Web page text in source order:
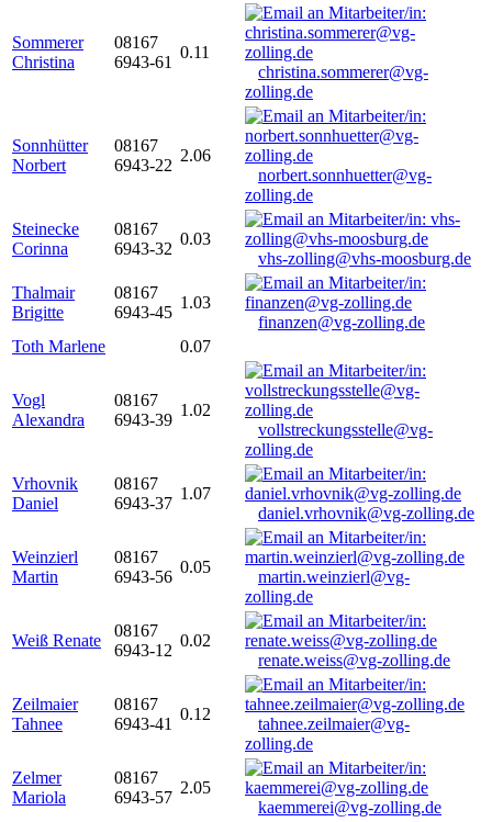
Sommerer
Christina
08167
6943-61
0.11
christina.sommerer@vg-
zolling.de
Sonnhütter
Norbert
08167
6943-22
2.06
norbert.sonnhuetter@vg-
zolling.de
Steinecke
Corinna
08167
6943-32
0.03
vhs-zolling@vhs-moosburg.de
Thalmair
Brigitte
08167
6943-45
1.03
finanzen@vg-zolling.de
Toth Marlene
0.07
Vogl
Alexandra
08167
6943-39
1.02
vollstreckungsstelle@vg-
zolling.de
Vrhovnik
Daniel
08167
6943-37
1.07
daniel.vrhovnik@vg-zolling.de
Weinzierl
Martin
08167
6943-56
0.05
martin.weinzierl@vg-
zolling.de
Weiß Renate
08167
6943-12
0.02
renate.weiss@vg-zolling.de
Zeilmaier
Tahnee
08167
6943-41
0.12
tahnee.zeilmaier@vg-
zolling.de
Zelmer
Mariola
08167
6943-57
2.05
kaemmerei@vg-zolling.de